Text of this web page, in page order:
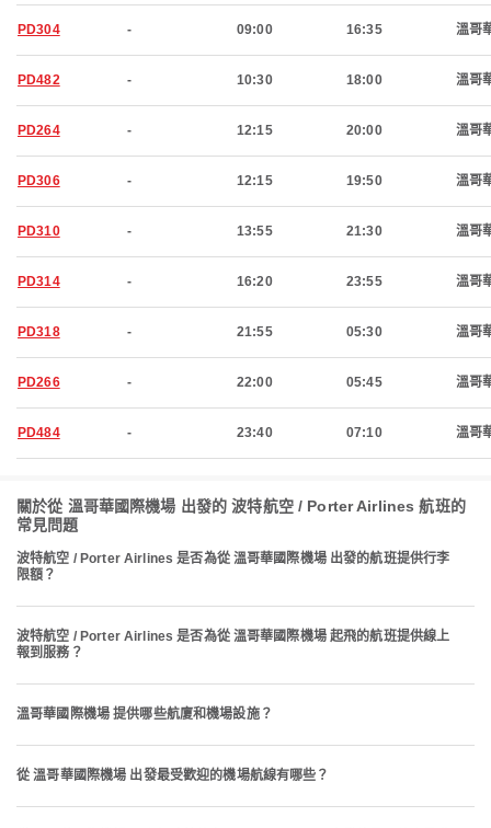
PD304 - 09:00 16:35 溫哥
PD482 - 10:30 18:00 溫哥
PD264 - 12:15 20:00 溫哥
PD306 - 12:15 19:50 溫哥
PD310 - 13:55 21:30 溫哥
PD314 - 16:20 23:55 溫哥
PD318 - 21:55 05:30 溫哥
PD266 - 22:00 05:45 溫哥
PD484 - 23:40 07:10 溫哥
關於從 溫哥華國際機場 出發的 波特航空 / Porter Airlines 航班的
常見問題
波特航空 / Porter Airlines 是否為從 溫哥華國際機場 出發的航班提供行李
限額？
波特航空 / Porter Airlines 是否為從 溫哥華國際機場 起飛的航班提供線上
報到服務？
溫哥華國際機場 提供哪些航廈和機場設施？
從 溫哥華國際機場 出發最受歡迎的機場航線有哪些？